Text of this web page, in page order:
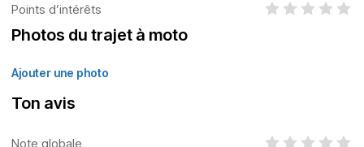
Points d’intérêts
Photos du trajet à moto
Ajouter une photo
Ton avis
Note globale